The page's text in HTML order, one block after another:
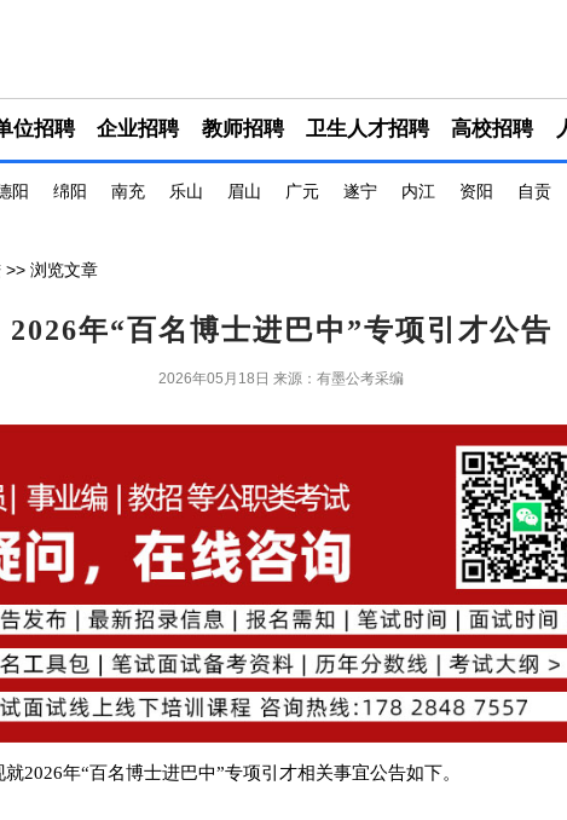
位招聘 企业招聘 教师招聘 卫生人才招聘 高校招聘
阳 绵阳 南充 乐山 眉山 广元 遂宁 内江 资阳 自贡
>> 浏览文章
2026年“百名博士进巴中”专项引才公告
2026年05月18日 来源：有墨公考采编
2026年“百名博士进巴中”专项引才相关事宜公告如下。